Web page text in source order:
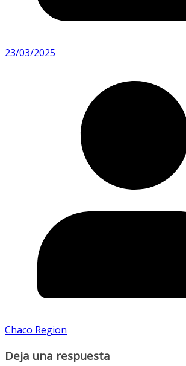
23/03/2025
Chaco Region
Deja una respuesta